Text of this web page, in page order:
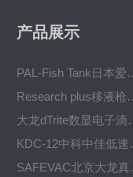
产品展示
PAL-Fish Tank
Research plus
大龙dTrite
KDC-